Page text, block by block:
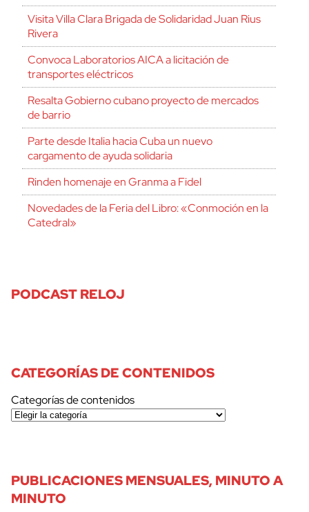
Visita Villa Clara Brigada de Solidaridad Juan Rius
Rivera
Convoca Laboratorios AICA a licitación de
transportes eléctricos
Resalta Gobierno cubano proyecto de mercados
de barrio
Parte desde Italia hacia Cuba un nuevo
cargamento de ayuda solidaria
Rinden homenaje en Granma a Fidel
Novedades de la Feria del Libro: «Conmoción en la
Catedral»
PODCAST RELOJ
CATEGORÍAS DE CONTENIDOS
Categorías de contenidos
PUBLICACIONES MENSUALES, MINUTO A
MINUTO